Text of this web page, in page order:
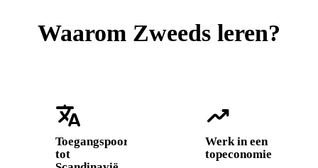
Waarom Zweeds leren?
translate
Toegangspoort
tot
trending_up
Werk in een
topeconomie